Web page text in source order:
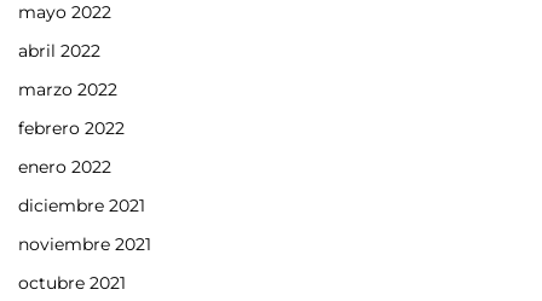
mayo 2022
abril 2022
marzo 2022
febrero 2022
enero 2022
diciembre 2021
noviembre 2021
octubre 2021